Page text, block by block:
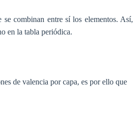
combinan entre sí los elementos. Así,
en la tabla periódica.
de valencia por capa, es por ello que